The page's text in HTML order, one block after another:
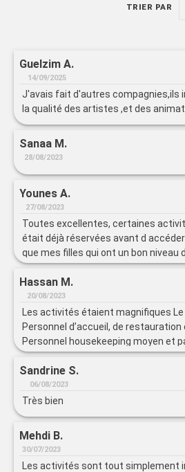
TRIER PAR
Guelzim A.
14/09/2025
J'avais fait d'autres compagnies,ils
la qualité des artistes ,et des
Sanaa M.
28/08/2023
Younes A.
27/08/2023
Toutes excellentes, certaines
était déjà réservées avant d
que mes filles qui ont un bon niveau
pu faire...Mais bon le reste des
accessibles malgré les longues
Hassan M.
20/08/2023
Les activités étaient magnifiques
Personnel d’accueil, de
Personnel housekeeping moyen et
Sandrine S.
06/08/2023
Très bien
Mehdi B.
30/07/2023
Les activités sont tout simplement